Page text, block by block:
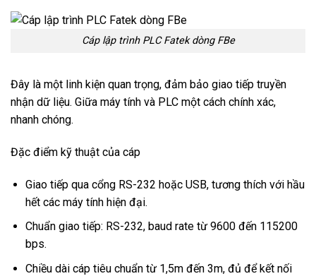
Cáp lập trình PLC Fatek dòng FBe
Đây là một linh kiện quan trọng, đảm bảo giao tiếp truyền
nhận dữ liệu. Giữa máy tính và PLC một cách chính xác,
nhanh chóng.
Đặc điểm kỹ thuật của cáp
Giao tiếp qua cổng RS-232 hoặc USB, tương thích với hầu
hết các máy tính hiện đại.
Chuẩn giao tiếp: RS-232, baud rate từ 9600 đến 115200
bps.
Chiều dài cáp tiêu chuẩn từ 1,5m đến 3m, đủ để kết nối